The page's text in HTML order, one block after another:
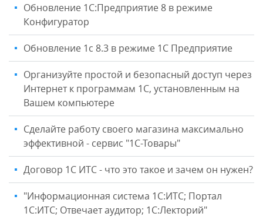
Обновление 1С:Предприятие 8 в режиме
Конфигуратор
Обновление 1с 8.3 в режиме 1С Предприятие
Организуйте простой и безопасный доступ через
Интернет к программам 1С, установленным на
Вашем компьютере
Сделайте работу своего магазина максимально
эффективной - сервис "1С-Товары"
Договор 1С ИТС - что это такое и зачем он нужен?
"Информационная система 1С:ИТС; Портал
1С:ИТС; Отвечает аудитор; 1С:Лекторий"